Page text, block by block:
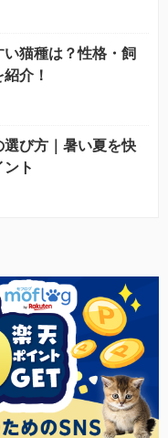
猫種は？性格・飼
介！
び方｜暑い夏を快
ト